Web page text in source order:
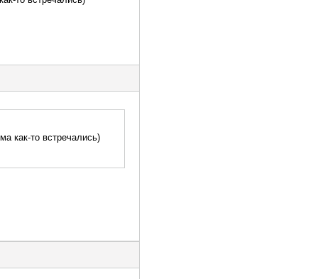
как-то встречались)